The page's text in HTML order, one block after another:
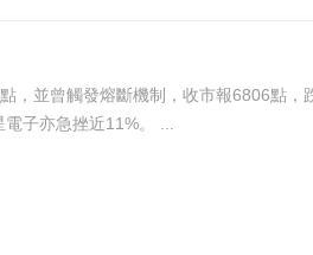
子亦急挫近11%。 ...